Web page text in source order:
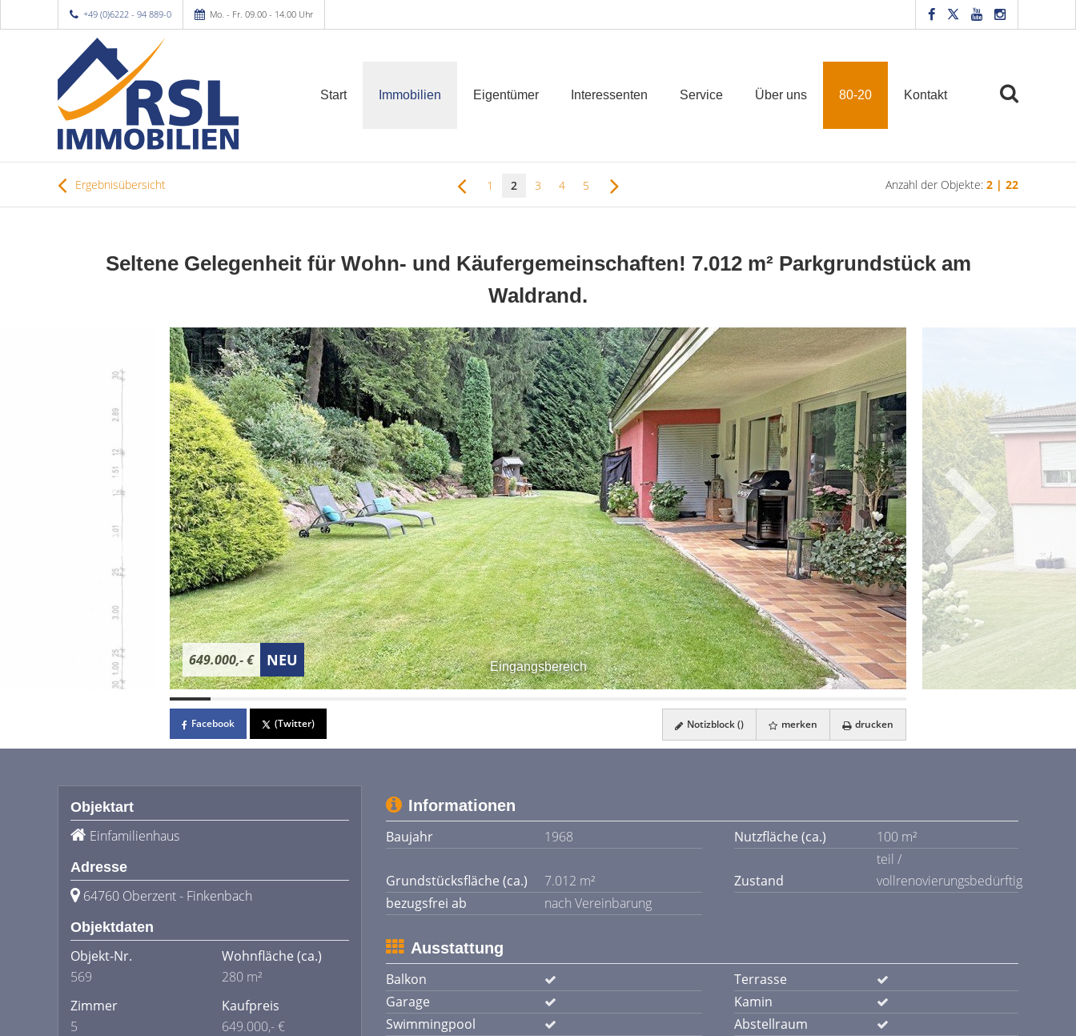
+49 (0)6222 - 94 889-0 Mo. - Fr. 09.00 - 14.00 Uhr
Start Immobilien Eigentümer Interessenten Service Über uns 80-20 Kontakt
Ergebnisübersicht 1 2 3 4 5 Anzahl der Objekte: 2 | 22
Seltene Gelegenheit für Wohn- und Käufergemeinschaften! 7.012 m² Parkgrundstück am
Waldrand.
Eingangsbereich
649.000,- € NEU
Facebook (Twitter) Notizblock () merken drucken
Objektart
Einfamilienhaus
Adresse
64760 Oberzent - Finkenbach
Objektdaten
Objekt-Nr.
569
Wohnfläche (ca.)
280 m²
Zimmer
5
Kaufpreis
649.000,- €
Informationen
Baujahr
1968 Nutzfläche (ca.) 100 m²
Grundstücksfläche (ca.) 7.012 m² Zustand
teil /
vollrenovierungsbedürftig
bezugsfrei ab
nach Vereinbarung
Ausstattung
Balkon
Terrasse
Garage
Kamin
Swimmingpool
Abstellraum